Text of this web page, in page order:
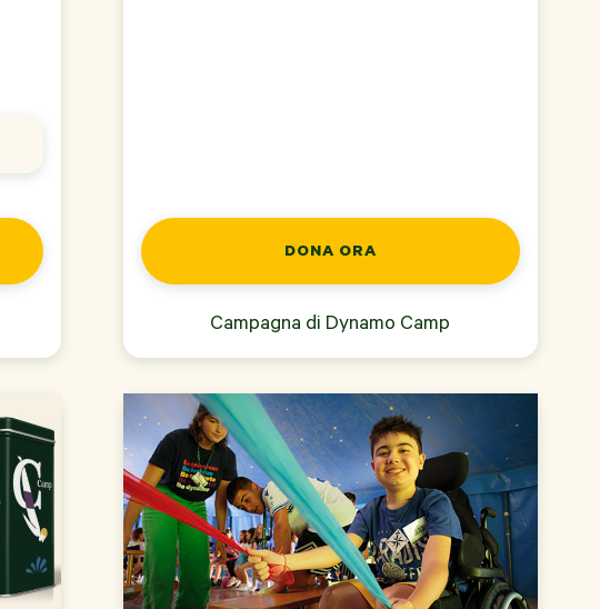
Campagna di Dynamo Camp
DONA ORA